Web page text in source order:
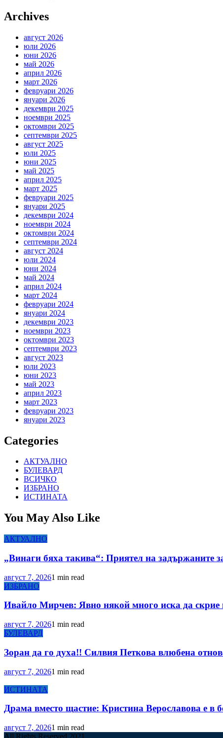
Archives
август 2026
юли 2026
юни 2026
май 2026
април 2026
март 2026
февруари 2026
януари 2026
декември 2025
ноември 2025
октомври 2025
септември 2025
август 2025
юли 2025
юни 2025
май 2025
април 2025
март 2025
февруари 2025
януари 2025
декември 2024
ноември 2024
октомври 2024
септември 2024
август 2024
юли 2024
юни 2024
май 2024
април 2024
март 2024
февруари 2024
януари 2024
декември 2023
ноември 2023
октомври 2023
септември 2023
август 2023
юли 2023
юни 2023
май 2023
април 2023
март 2023
февруари 2023
януари 2023
Categories
АКТУАЛНО
БУЛЕВАРД
ВСИЧКО
ИЗБРАНО
ИСТИНАТА
You May Also Like
АКТУАЛНО
„Винаги бяха такива“: Приятел на задържаните
август 7, 20261 min read
ИЗБРАНО
Ивайло Мирчев: Явно някой много иска да скрие
август 7, 20261 min read
БУЛЕВАРД
Зоран да го духа!! Силвия Петкова влюбена
август 7, 20261 min read
ИСТИНАТА
Драма вместо щастие: Кристина Верославова е в
август 7, 20261 min read
All Rights Reserved 2021.